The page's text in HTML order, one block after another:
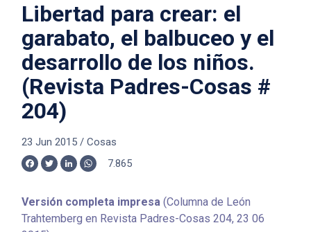
Libertad para crear: el
garabato, el balbuceo y el
desarrollo de los niños.
(Revista Padres-Cosas #
204)
23 Jun 2015/ Cosas
Facebook
TwitterLinkedInWhatsApp
7.865
Versión completa impresa (Columna de León
Trahtemberg en Revista Padres-Cosas 204, 23 06